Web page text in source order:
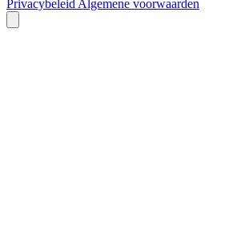
PrivacybeleidAlgemene voorwaarden